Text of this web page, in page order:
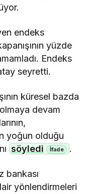
endeks
yüzde
Endeks
seyretti.
küresel bazda
devam
yoğun olduğu
söyledi .
bankası
yönlendirmeleri